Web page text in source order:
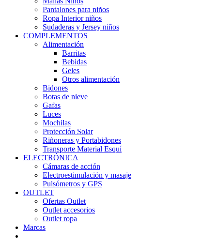
Pantalones para niños
Ropa Interior niños
Sudaderas y Jersey niños
COMPLEMENTOS
Alimentación
Barritas
Bebidas
Geles
Otros alimentación
Bidones
Botas de nieve
Gafas
Luces
Mochilas
Protección Solar
Riñoneras y Portabidones
Transporte Material Esquí
ELECTRÓNICA
Cámaras de acción
Electroestimulación y masaje
Pulsómetros y GPS
OUTLET
Ofertas Outlet
Outlet accesorios
Outlet ropa
Marcas